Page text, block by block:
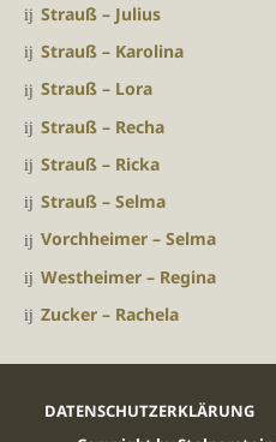
Strauß – Julius
Strauß – Karolina
Strauß – Lora
Strauß – Recha
Strauß – Ricka
Strauß – Selma
Vorchheimer – Selma
Westheimer – Regina
Zucker – Rachela
DATENSCHUTZERKLÄRUNG